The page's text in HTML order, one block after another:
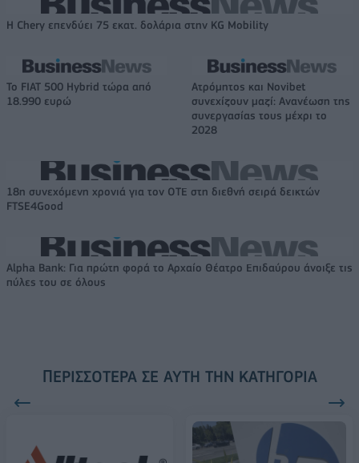
Η Chery επενδύει 75 εκατ. δολάρια στην KG Mobility
Το FIAT 500 Hybrid τώρα από
18.990 ευρώ
Ατρόμητος και Novibet
συνεχίζουν μαζί: Ανανέωση της
συνεργασίας τους μέχρι το
2028
18η συνεχόμενη χρονιά για τον ΟΤΕ στη διεθνή σειρά δεικτών
FTSE4Good
Alpha Bank: Για πρώτη φορά το Αρχαίο Θέατρο Επιδαύρου άνοιξε τις
πύλες του σε όλους
ΠΕΡΙΣΣΌΤΕΡΑ ΣΕ ΑΥΤΉ ΤΗΝ ΚΑΤΗΓΟΡΊΑ